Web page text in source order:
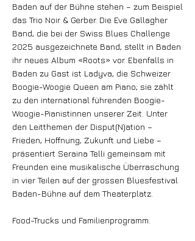
Baden auf der Bühne stehen – zum Beispiel
das Trio Noir & Gerber. Die Eve Gallagher
Band, die bei der Swiss Blues Challenge
2025 ausgezeichnete Band, stellt in Baden
ihr neues Album «Roots» vor. Ebenfalls in
Baden zu Gast ist Ladyva, die Schweizer
Boogie-Woogie Queen am Piano; sie zählt
zu den international führenden Boogie-
Woogie-Pianistinnen unserer Zeit. Unter
den Leitthemen der Disput(N)ation –
Frieden, Hoffnung, Zukunft und Liebe –
präsentiert Seraina Telli gemeinsam mit
Freunden eine musikalische Überraschung
in vier Teilen auf der grossen Bluesfestival
Baden-Bühne auf dem Theaterplatz.
Food-Trucks und Familienprogramm.